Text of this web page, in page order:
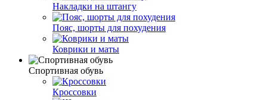
Накладки на штангу
Пояс, шорты для похудения
Коврики и маты
Спортивная обувь
Кроссовки